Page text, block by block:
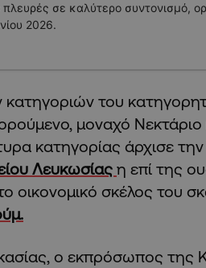
σε καλύτερο συντονισμό,
2026.
του
μοναχό Νεκτάριο
κατηγορίας άρχισε την
Λευκωσίας η επί της
σκέλος του
ο εκπρόσωπος της